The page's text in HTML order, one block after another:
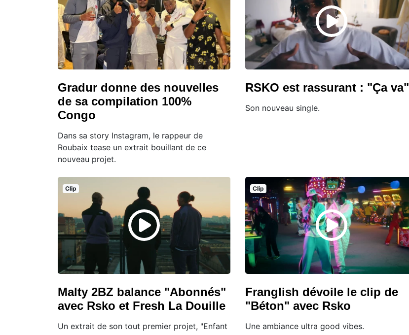
Gradur donne des nouvelles
de sa compilation 100%
Congo
Dans sa story Instagram, le rappeur de
Roubaix tease un extrait bouillant de ce
nouveau projet.
RSKO est rassurant : "Ça va"
Son nouveau single.
Clip
Malty 2BZ balance "Abonnés"
avec Rsko et Fresh La Douille
Un extrait de son tout premier projet, "Enfant
Clip
Franglish dévoile le clip de
"Béton" avec Rsko
Une ambiance ultra good vibes.